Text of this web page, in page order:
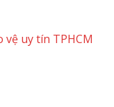
vệ uy tín TPHCM